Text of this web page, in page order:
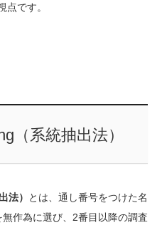
点です。
（系統抽出法）
法）
とは、通し番号をつけた名
作為に選び、2番目以降の調査